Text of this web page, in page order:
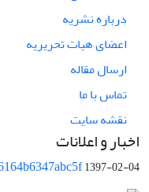
درباره نشریه
اعضای هیات تحریریه
ارسال مقاله
تماس با ما
نقشه سایت
اخبار و اعلانات
1397-02-04